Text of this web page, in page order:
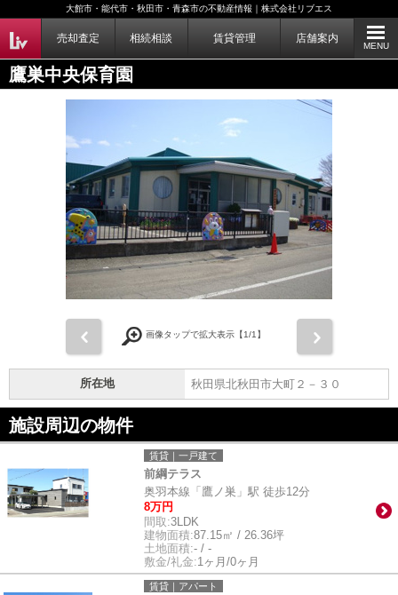
大館市・能代市・秋田市・青森市の不動産情報｜株式会社リブエス
売却査定 相続相談 賃貸管理 店舗案内
MENU
鷹巣中央保育園
画像タップで拡大表示【1/1】
所在地 秋田県北秋田市大町２－３０
施設周辺の物件
賃貸｜一戸建て
前綱テラス
奥羽本線「鷹ノ巣」駅 徒歩12分
8万円
間取:3LDK
建物面積:87.15㎡ / 26.36坪
土地面積:- / -
敷金/礼金:1ヶ月/0ヶ月
賃貸｜アパート